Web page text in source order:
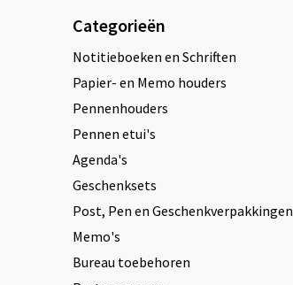
Categorieën
Notitieboeken en Schriften
Papier- en Memo houders
Pennenhouders
Pennen etui's
Agenda's
Geschenksets
Post, Pen en Geschenkverpakkingen
Memo's
Bureau toebehoren